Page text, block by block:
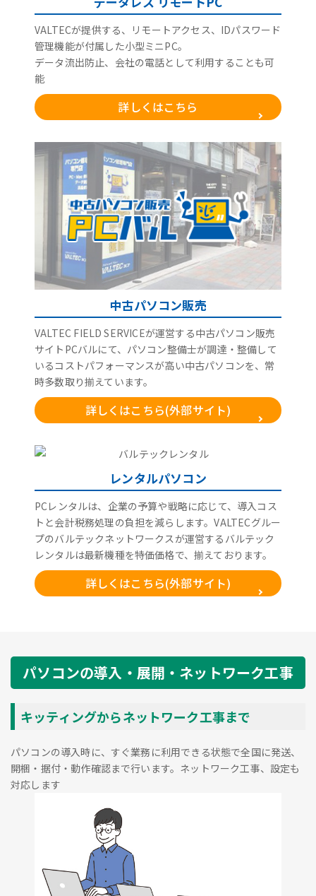
VALTECが提供する、リモートアクセス、IDパスワード
管理機能が付属した小型ミニPC。
データ流出防止、会社の電話として利用することも可
能
詳しくはこちら
中古パソコン販売
VALTEC FIELD SERVICEが運営する中古パソコン販売
サイトPCバルにて、パソコン整備士が調達・整備して
いるコストパフォーマンスが高い中古パソコンを、常
時多数取り揃えています。
詳しくはこちら(外部サイト)
レンタルパソコン
PCレンタルは、企業の予算や戦略に応じて、導入コス
トと会計税務処理の負担を減らします。VALTECグルー
プのバルテックネットワークスが運営するバルテック
レンタルは最新機種を特価価格で、揃えております。
詳しくはこちら(外部サイト)
パソコンの導入・展開・ネットワーク工事
キッティングからネットワーク工事まで
パソコンの導入時に、すぐ業務に利用できる状態で全国に発送、
開梱・据付・動作確認まで行います。ネットワーク工事、設定も
対応します